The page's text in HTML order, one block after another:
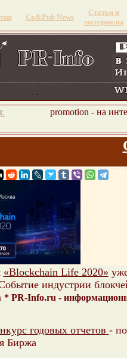
Со&Pub News
Статьи и
материалы
promotion - на
«Blockchain Life 2020»
индустрии
* PR-Info.ru -
годовых отчетов -
Биржа